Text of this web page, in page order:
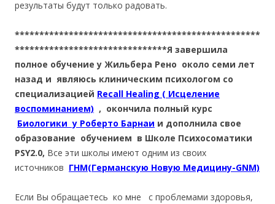
результаты будут только радовать.
**************************************************
*******************************Я завершила
полное обучение у Жильбера Рено около семи лет
назад и являюсь клиническим психологом со
специализацией Recall Healing ( Исцеление
воспоминанием) , окончила полный курс
Биологики у Роберто Барнаи и дополнила свое
образование обучением в Школе Психосоматики
PSY2.0, Все эти школы имеют одним из своих
источников ГНМ(Германскую Новую Медицину-GNM)
Если Вы обращаетесь ко мне с проблемами здоровья,